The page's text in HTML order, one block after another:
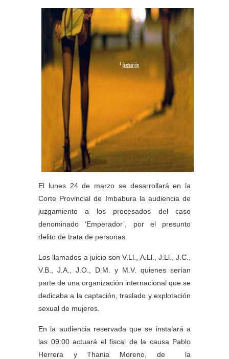
El lunes 24 de marzo se desarrollará en la
Corte Provincial de Imbabura la audiencia de
juzgamiento a los procesados del caso
denominado ‘Emperador’, por el presunto
delito de trata de personas.
Los llamados a juicio son V.Ll., A.Ll., J.Ll., J.C.,
V.B., J.A., J.O., D.M. y M.V. quienes serían
parte de una organización internacional que se
dedicaba a la captación, traslado y explotación
sexual de mujeres.
En la audiencia reservada que se instalará a
las 09:00 actuará el fiscal de la causa Pablo
Herrera y Thania Moreno, de la